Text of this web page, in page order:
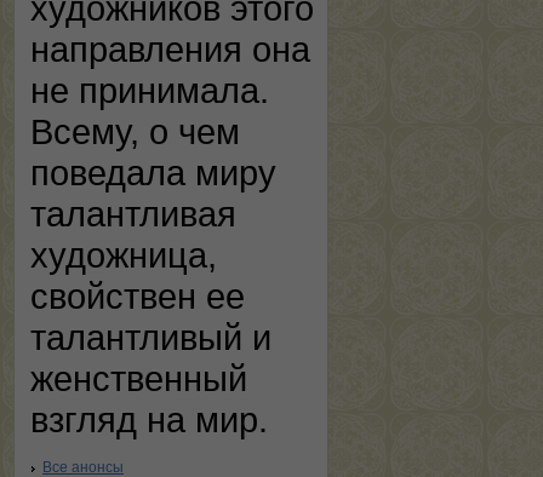
направления она
не принимала.
Всему, о чем
поведала миру
талантливая
художница,
свойствен ее
талантливый и
женственный
взгляд на мир.
Все анонсы